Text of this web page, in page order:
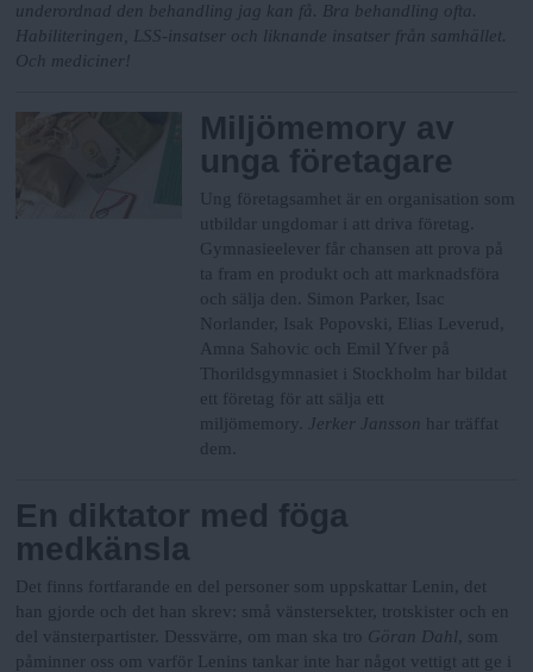
underordnad den behandling jag kan få. Bra behandling ofta.
Habiliteringen, LSS-insatser och liknande insatser från samhället.
Och mediciner!
Miljömemory av
unga företagare
Ung företagsamhet är en organisation som
utbildar ungdomar i att driva företag.
Gymnasieelever får chansen att prova på
ta fram en produkt och att marknadsföra
och sälja den.
Simon Parker, Isac
Norlander, Isak Popovski, Elias Leverud,
Amna Sahovic och Emil Yfver på
Thorildsgymnasiet i Stockholm har bildat
ett företag för att sälja ett
miljömemory.
Jerker Jansson
har träffat
dem.
En diktator med föga
medkänsla
Det finns fortfarande en del personer som uppskattar Lenin, det
han gjorde och det han skrev: små vänstersekter, trotskister och en
del vänsterpartister. Dessvärre, om man ska tro Göran Dahl , som
påminner oss om varför Lenins tankar inte har något vettigt att ge i